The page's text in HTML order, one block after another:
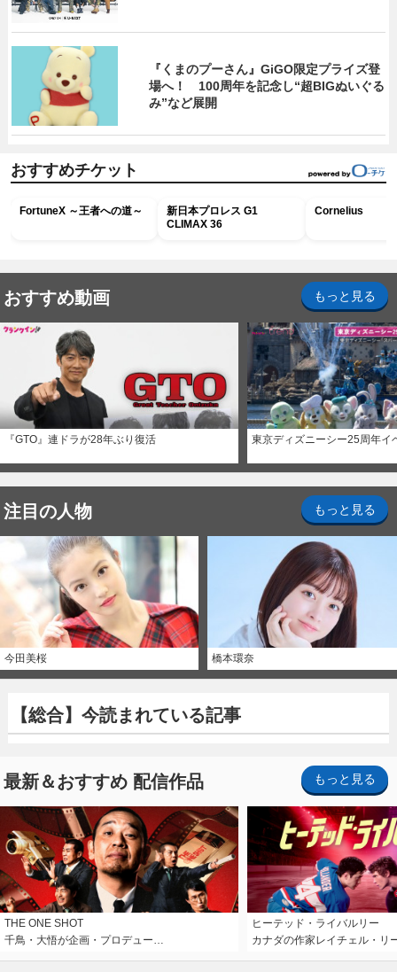
『くまのプーさん』GiGO限定プライズ登
場へ！ 100周年を記念し“超BIGぬいぐる
み”など展開
おすすめチケット
FortuneX ～王者への道～
新日本プロレス G1
CLIMAX 36
Cornelius
おすすめ動画 もっと見る
『GTO』連ドラが28年ぶり復活 東京ディズニーシー25周年イ
注目の人物 もっと見る
今田美桜 橋本環奈
【総合】今読まれている記事
最新＆おすすめ 配信作品 もっと見る
THE ONE SHOT
千鳥・大悟が企画・プロデュー…
ヒーテッド・ライバルリー
カナダの作家レイチェル・リ